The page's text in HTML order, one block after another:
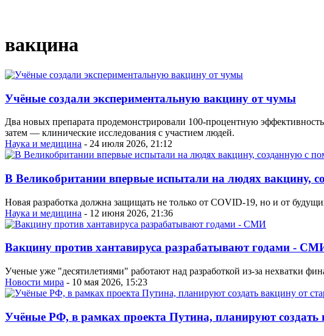
вакцина
Учёные создали экспериментальную вакцину от чумы
Два новых препарата продемонстрировали 100-процентную
затем — клинические исследования с участием людей.
Наука и медицина - 24 июля 2026, 21:12
В Великобритании впервые испытали на людях вакцину,
Новая разработка должна защищать не только от COVID-19, но и от
Наука и медицина - 12 июня 2026, 21:36
Вакцину против хантавируса разрабатывают годами -
Ученые уже "десятилетиями" работают над разработкой из-за нехватки
Новости мира - 10 мая 2026, 15:23
Учёные РФ, в рамках проекта Путина, планируют создать